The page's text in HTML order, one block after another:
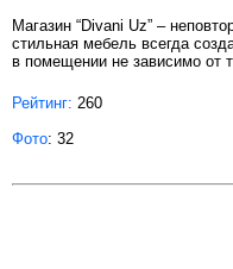
Магазин “Divani Uz” –
стильная мебель всегда
в помещении не зависимо от
Рейтинг: 260
Фото: 32